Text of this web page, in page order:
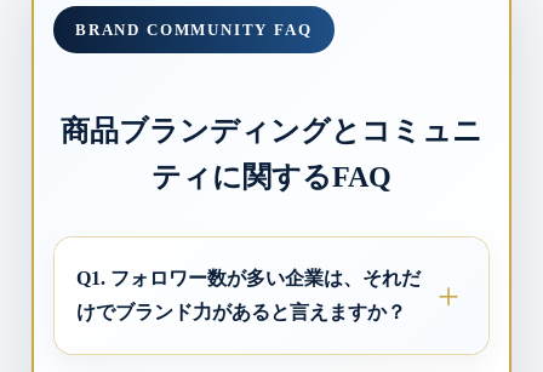
BRAND COMMUNITY FAQ
商品ブランディングとコミュニ
ティに関するFAQ
Q1. フォロワー数が多い企業は、それだ
けでブランド力があると言えますか？